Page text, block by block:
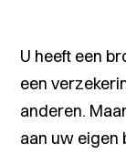
U heeft een
een
anderen.
aan uw eigen